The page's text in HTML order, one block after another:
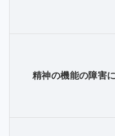
精神の機能の障害